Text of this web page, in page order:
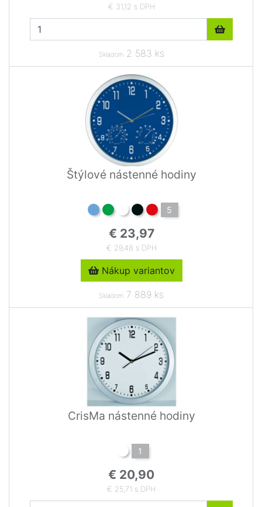
€ 31,12 s DPH
Skladom2 583 ks
Štýlové nástenné hodiny
5
€ 23,97
€ 29,48 s DPH
Nákup variantov
Skladom 7 889 ks
CrisMa nástenné hodiny
1
€ 20,90
€ 25,71 s DPH